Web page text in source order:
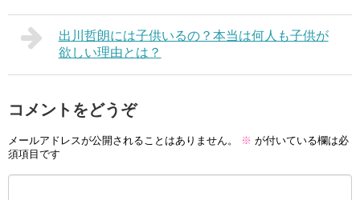
出川哲朗には子供いるの？本当は何人も子供が
欲しい理由とは？
コメントをどうぞ
メールアドレスが公開されることはありません。 ※ が付いている欄は必
須項目です